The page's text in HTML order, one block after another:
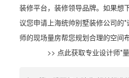
装修平台，装修领导品牌。如果想
议您申请上海统帅别墅装修公司的
师的现场量房帮您规划合理的空间
>> 点此获取专业设计师*